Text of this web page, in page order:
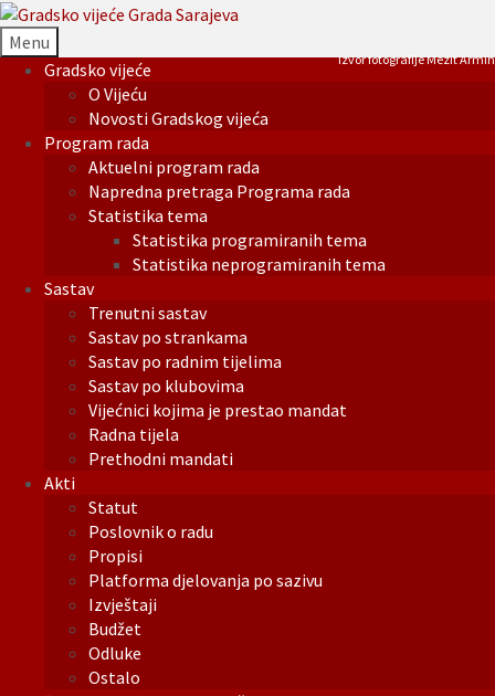
Menu
Gradsko vijeće
O Vijeću
Novosti Gradskog vijeća
Program rada
Aktuelni program rada
Napredna pretraga Programa rada
Statistika tema
Statistika programiranih tema
Statistika neprogramiranih tema
Sastav
Trenutni sastav
Sastav po strankama
Sastav po radnim tijelima
Sastav po klubovima
Vijećnici kojima je prestao mandat
Radna tijela
Prethodni mandati
Akti
Statut
Poslovnik o radu
Propisi
Platforma djelovanja po sazivu
Izvještaji
Budžet
Odluke
Ostalo
Izvor fotografije Mezit Armin